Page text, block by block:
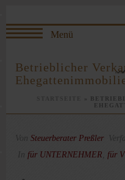
Betrieblicher
»
Von Steuerberater Preßler
In für UNTERNEHMER für